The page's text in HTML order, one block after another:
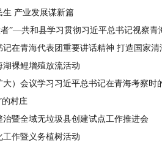
生 产业发展谋新篇
”—共和县学习贯彻习近平总书记视察青
记在青海代表团重要讲话精神 打造国家
裸鲤增殖放流活动
）会议学习习近平总书记在青海考察时
的村庄
暨全域无垃圾县创建试点工作推进会
工作暨义务植树活动